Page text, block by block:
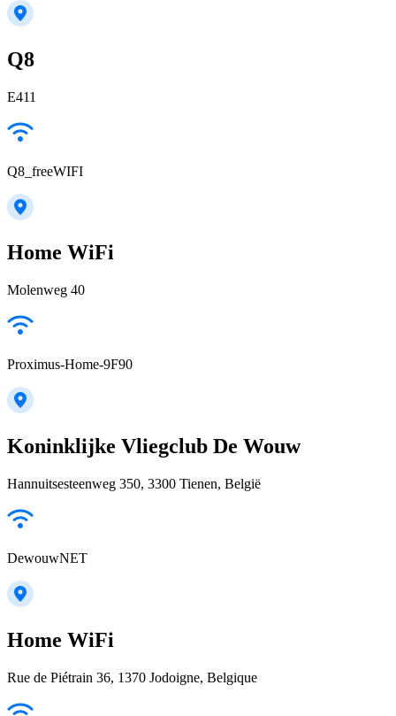
Q8
E411
Q8_freeWIFI
Home WiFi
Molenweg 40
Proximus-Home-9F90
Koninklijke Vliegclub De Wouw
Hannuitsesteenweg 350, 3300 Tienen, België
DewouwNET
Home WiFi
Rue de Piétrain 36, 1370 Jodoigne, Belgique